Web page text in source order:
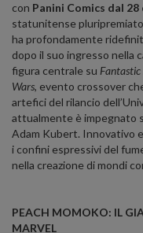
con Panini Comics dal
statunitense
ha profondamente
dopo il suo ingresso nella
figura centrale su Fantastic
Wars, evento crossover
artefici del rilancio
attualmente è impegnato
Adam Kubert. Innovativo
i confini espressivi del
nella creazione di mondi
PEACH MOMOKO: IL
MARVEL